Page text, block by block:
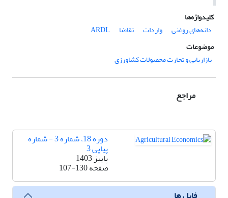
کلیدواژه‌ها
دانه‌های روغنی
واردات تقاضا
ARDL
موضوعات
بازاریابی و تجارت محصولات کشاورزی
مراجع
دوره 18، شماره 3 - شماره
پیاپی 3
پاییز 1403
صفحه107-130